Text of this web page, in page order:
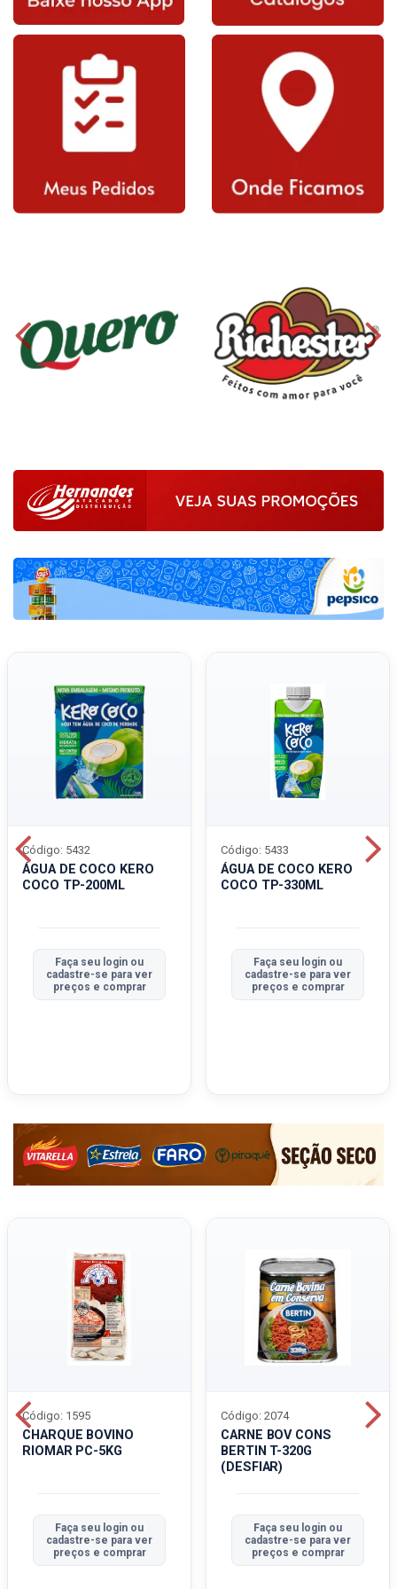
ÁGUA DE COCO KERO
COCO TP-200ML
Código: 5432
Faça seu login ou
cadastre-se para ver
preços e comprar
ÁGUA DE COCO KERO
COCO TP-330ML
Código: 5433
Faça seu login ou
cadastre-se para ver
preços e comprar
CHARQUE BOVINO
RIOMAR PC-5KG
Código: 1595
Faça seu login ou
cadastre-se para ver
preços e comprar
CARNE BOV CONS
BERTIN T-320G
(DESFIAR)
Código: 2074
Faça seu login ou
cadastre-se para ver
preços e comprar